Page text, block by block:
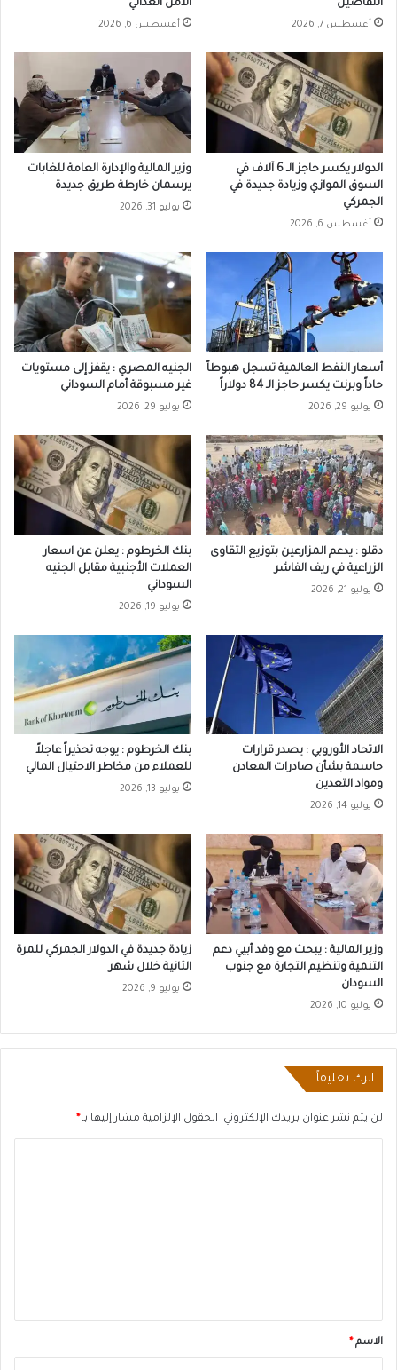
التفاصيل
أغسطس 7, 2026
الأمن الغذائي
أغسطس 6, 2026
الدولار يكسر حاجز الـ 6 آلاف في
السوق الموازي وزيادة جديدة في
الجمركي
أغسطس 6, 2026
وزير المالية والإدارة العامة للغابات
يرسمان خارطة طريق جديدة
يوليو 31, 2026
أسعار النفط العالمية تسجل هبوطاً
حاداً وبرنت يكسر حاجز الـ 84 دولاراً
يوليو 29, 2026
الجنيه المصري : يقفز إلى مستويات
غير مسبوقة أمام السوداني
يوليو 29, 2026
دقلو : يدعم المزارعين بتوزيع التقاوى
الزراعية في ريف الفاشر
يوليو 21, 2026
بنك الخرطوم : يعلن عن اسعار
العملات الأجنبية مقابل الجنيه
السوداني
يوليو 19, 2026
الاتحاد الأوروبي : يصدر قرارات
حاسمة بشأن صادرات المعادن
ومواد التعدين
يوليو 14, 2026
بنك الخرطوم : يوجه تحذيراً عاجلاً
للعملاء من مخاطر الاحتيال المالي
يوليو 13, 2026
وزير المالية : يبحث مع وفد أبيي دعم
التنمية وتنظيم التجارة مع جنوب
السودان
يوليو 10, 2026
زيادة جديدة في الدولار الجمركي للمرة
الثانية خلال شهر
يوليو 9, 2026
اترك تعليقاً
لن يتم نشر عنوان بريدك الإلكتروني. الحقول الإلزامية مشار إليها بـ *
*الاسم *